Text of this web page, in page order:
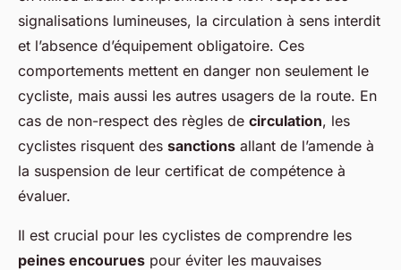
signalisations lumineuses, la circulation à sens interdit
et l’absence d’équipement obligatoire. Ces
comportements mettent en danger non seulement le
cycliste, mais aussi les autres usagers de la route. En
cas de non-respect des règles de circulation, les
cyclistes risquent des sanctions allant de l’amende à
la suspension de leur certificat de compétence à
évaluer.
Il est crucial pour les cyclistes de comprendre les
peines encourues pour éviter les mauvaises